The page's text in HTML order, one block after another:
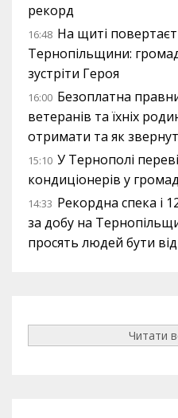
рекорд
16:48 На щиті
Тернопільщини:
зустріти Героя
16:00 Безоплатна
ветеранів та їхніх
отримати та як
15:10 У Тернополі
кондиціонерів у
14:33 Рекордна спека і
за добу на
просять людей бути
Читати